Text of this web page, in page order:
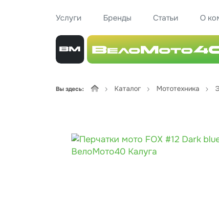
Услуги Бренды Статьи О
Вы здесь: Каталог Мототехника